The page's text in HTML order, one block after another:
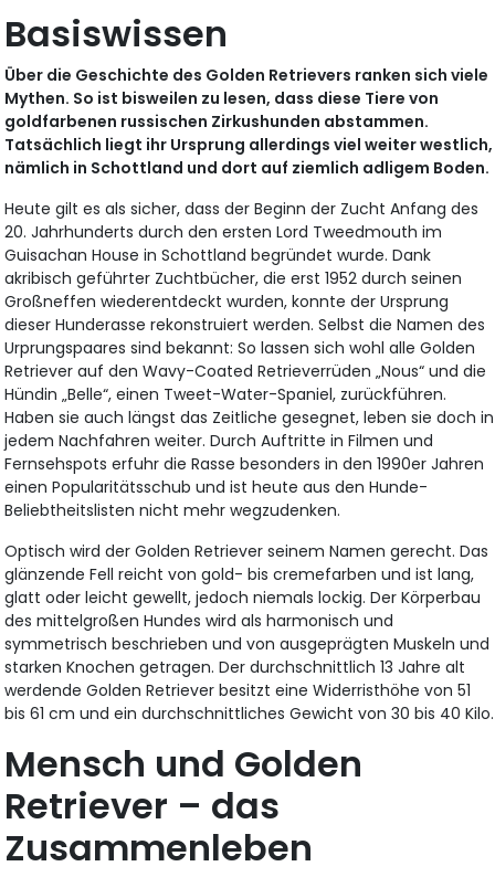
Basiswissen
Über die Geschichte des Golden Retrievers ranken sich viele
Mythen. So ist bisweilen zu lesen, dass diese Tiere von
goldfarbenen russischen Zirkushunden abstammen.
Tatsächlich liegt ihr Ursprung allerdings viel weiter westlich,
nämlich in Schottland und dort auf ziemlich adligem Boden.
Heute gilt es als sicher, dass der Beginn der Zucht Anfang des
20. Jahrhunderts durch den ersten Lord Tweedmouth im
Guisachan House in Schottland begründet wurde. Dank
akribisch geführter Zuchtbücher, die erst 1952 durch seinen
Großneffen wiederentdeckt wurden, konnte der Ursprung
dieser Hunderasse rekonstruiert werden. Selbst die Namen des
Urprungspaares sind bekannt: So lassen sich wohl alle Golden
Retriever auf den Wavy-Coated Retrieverrüden „Nous“ und die
Hündin „Belle“, einen Tweet-Water-Spaniel, zurückführen.
Haben sie auch längst das Zeitliche gesegnet, leben sie doch in
jedem Nachfahren weiter. Durch Auftritte in Filmen und
Fernsehspots erfuhr die Rasse besonders in den 1990er Jahren
einen Popularitätsschub und ist heute aus den Hunde-
Beliebtheitslisten nicht mehr wegzudenken.
Optisch wird der Golden Retriever seinem Namen gerecht. Das
glänzende Fell reicht von gold- bis cremefarben und ist lang,
glatt oder leicht gewellt, jedoch niemals lockig. Der Körperbau
des mittelgroßen Hundes wird als harmonisch und
symmetrisch beschrieben und von ausgeprägten Muskeln und
starken Knochen getragen. Der durchschnittlich 13 Jahre alt
werdende Golden Retriever besitzt eine Widerristhöhe von 51
bis 61 cm und ein durchschnittliches Gewicht von 30 bis 40 Kilo.
Mensch und Golden
Retriever – das
Zusammenleben